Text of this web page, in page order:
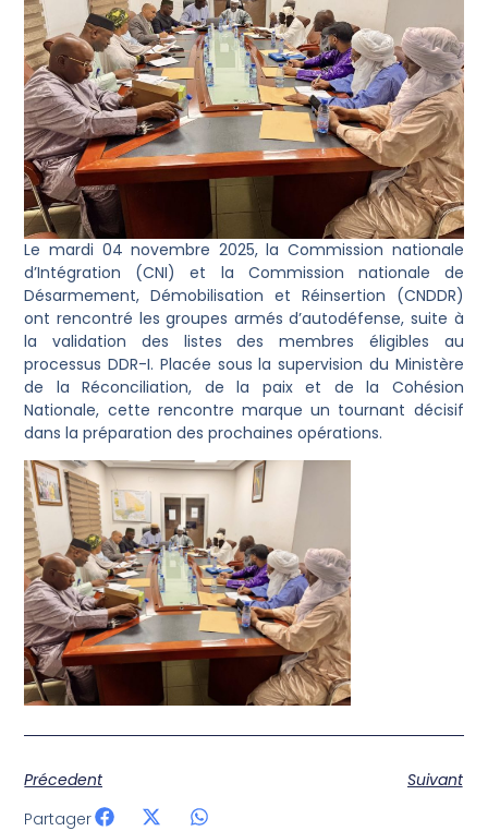
Le mardi 04 novembre 2025, la Commission nationale
d’Intégration (CNI) et la Commission nationale de
Désarmement, Démobilisation et Réinsertion (CNDDR)
ont rencontré les groupes armés d’autodéfense, suite à
la validation des listes des membres éligibles au
processus DDR-I. Placée sous la supervision du Ministère
de la Réconciliation, de la paix et de la Cohésion
Nationale, cette rencontre marque un tournant décisif
dans la préparation des prochaines opérations.
Précedent
Suivant
Partager